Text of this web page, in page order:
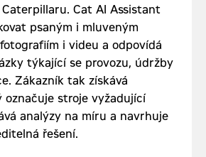
Cat AI Assistant
psaným i mluveným
i videu a odpovídá
týkající se provozu, údržby
Zákazník tak získává
stroje vyžadující
analýzy na míru a navrhuje
řešení.